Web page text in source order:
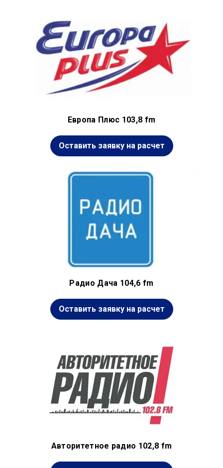
Европа Плюс 103,8 fm
Оставить заявку на расчет
Радио Дача 104,6 fm
Оставить заявку на расчет
Авторитетное радио 102,8 fm